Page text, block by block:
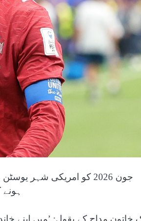
خاتون مداح کے بقول: ’میں اپنے